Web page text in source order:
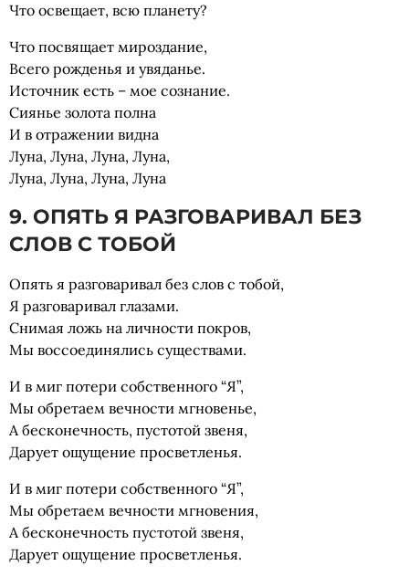
Что освещает, всю планету?
Что посвящает мироздание,
Всего рожденья и увяданье.
Источник есть – мое сознание.
Сиянье золота полна
И в отражении видна
Луна, Луна, Луна, Луна,
Луна, Луна, Луна, Луна
9. ОПЯТЬ Я РАЗГОВАРИВАЛ БЕЗ
СЛОВ С ТОБОЙ
Опять я разговаривал без слов с тобой,
Я разговаривал глазами.
Снимая ложь на личности покров,
Мы воссоединялись существами.
И в миг потери собственного “Я”,
Мы обретаем вечности мгновенье,
А бесконечность, пустотой звеня,
Дарует ощущение просветленья.
И в миг потери собственного “Я”,
Мы обретаем вечности мгновения,
А бесконечность пустотой звеня,
Дарует ощущение просветленья.